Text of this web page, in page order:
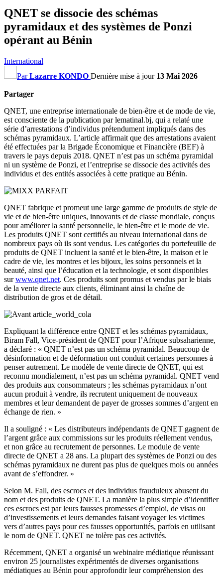
QNET se dissocie des schémas
pyramidaux et des systèmes de Ponzi
opérant au Bénin
International
ParLazarre KONDO Dernière mise à jour 13 Mai 2026
Partager
QNET, une entreprise internationale de bien-être et de mode de vie,
est consciente de la publication par lematinal.bj, qui a relaté une
série d’arrestations d’individus prétendument impliqués dans des
schémas pyramidaux. L’article affirmait que des arrestations avaient
été effectuées par la Brigade Économique et Financière (BEF) à
travers le pays depuis 2018. QNET n’est pas un schéma pyramidal
ni un système de Ponzi, et l’entreprise se dissocie des activités des
individus et des entités associées à cette pratique au Bénin.
QNET fabrique et promeut une large gamme de produits de style de
vie et de bien-être uniques, innovants et de classe mondiale, conçus
pour améliorer la santé personnelle, le bien-être et le mode de vie.
Les produits QNET sont certifiés au niveau international dans de
nombreux pays où ils sont vendus. Les catégories du portefeuille de
produits de QNET incluent la santé et le bien-être, la maison et le
cadre de vie, les montres et les bijoux, les soins personnels et la
beauté, ainsi que l’éducation et la technologie, et sont disponibles
surwww.qnet.net. Ces produits sont promus et vendus par le biais
de la vente directe aux clients, éliminant ainsi la chaîne de
distribution de gros et de détail.
Expliquant la différence entre QNET et les schémas pyramidaux,
Biram Fall, Vice-président de QNET pour l’Afrique subsaharienne,
a déclaré : « QNET n’est pas un schéma pyramidal. Beaucoup de
désinformation et de déformation ont conduit certaines personnes à
penser autrement. Le modèle de vente directe de QNET, qui est
reconnu mondialement, n’est pas un schéma pyramidal. QNET vend
des produits aux consommateurs ; les schémas pyramidaux n’ont
aucun produit à vendre, ils recrutent uniquement de nouveaux
membres et leur demandent de payer de grosses sommes d’argent en
échange de rien. »
Il a souligné : « Les distributeurs indépendants de QNET gagnent de
l’argent grâce aux commissions sur les produits réellement vendus,
et non grâce au recrutement de personnes. Le module de vente
directe de QNET a 28 ans. La plupart des systèmes de Ponzi ou des
schémas pyramidaux ne durent pas plus de quelques mois ou années
avant de s’effondrer. »
Selon M. Fall, des escrocs et des individus frauduleux abusent du
nom et des produits de QNET. La manière la plus simple d’identifier
ces escrocs est par leurs fausses promesses d’emploi, de visas ou
d’investissements et leurs demandes faisant voyager les victimes
vers d’autres pays pour ces fausses opportunités, parfois en utilisant
le nom de QNET. QNET ne tolère pas ces activités.
Récemment, QNET a organisé un webinaire médiatique réunissant
environ 25 journalistes expérimentés de diverses organisations
médiatiques au Bénin pour approfondir leur compréhension des